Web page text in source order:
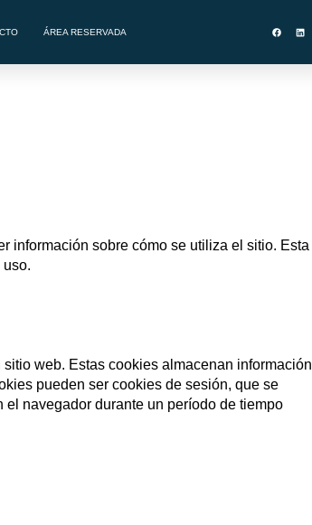
ÁREA RESERVADA
información sobre cómo se utiliza el sitio. Esta
web. Estas cookies almacenan información
pueden ser cookies de sesión, que se
navegador durante un período de tiempo